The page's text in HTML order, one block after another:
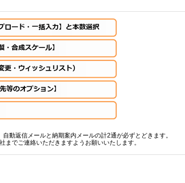
信メールと納期案内メールの計2通が必ずとどきます。
連絡いただきますようお願いいたします。